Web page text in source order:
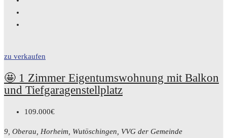
zu verkaufen
🤩 1 Zimmer Eigentumswohnung mit Balkon
und Tiefgaragenstellplatz
109.000€
9, Oberau, Horheim, Wutöschingen, VVG der Gemeinde